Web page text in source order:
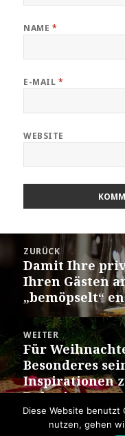
NAME *
E-MAIL *
WEBSITE
Navigation
ZURÜCK
Vorheriger
Beitrag:
Damit Ihre
Ihren Gästen
„bemöpselt“
WEITER
Nächster
Beitrag:
Für
Besonderes
Inspirationen
Dekorieren
besondere
Diese Website benutzt
nutzen, gehen